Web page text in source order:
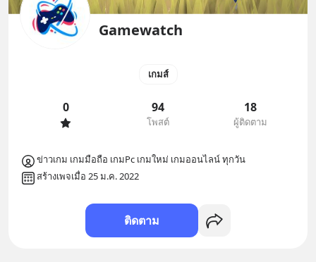
Gamewatch
เกมส์
0 94
โพสต์
18
ผู้ติดตาม
ข่าวเกม เกมมือถือ เกมPc เกมใหม่ เกมออนไลน์ ทุกวัน
สร้างเพจเมื่อ 25 ม.ค. 2022
ติดตาม